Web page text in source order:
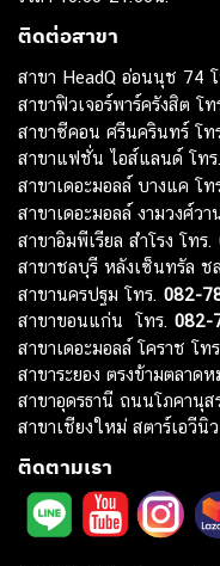
ติดต่อสาขา
สาขา HeadQ อ่อนนุช 74 โ
สาขาฟิวเจอร์พาร์ครังสิต โท
สาขาซีคอน ศรีนครินทร์ โท
สาขาแฟชั่น ไอส์แลนด์ โทร.
สาขาเดอะมอลล์ บางแค โท
สาขาเดอะมอลล์ งามวงศ์วา
สาขาอิมพีเรียล สำโรง โทร.
สาขาชลบุรี หลังเซ็นทรัล ช
สาขานครปฐม โทร. 082-
สาขาขอนแก่น โทร. 082-
สาขาเดอะมอลล์ โคราช โทร.
สาขาระยอง ตรงข้ามตลาด
สาขาอุดรธานี ถนนโภคานุส
สาขาเชียงใหม่ สตาร์เอวีนิ
ติดตามเรา